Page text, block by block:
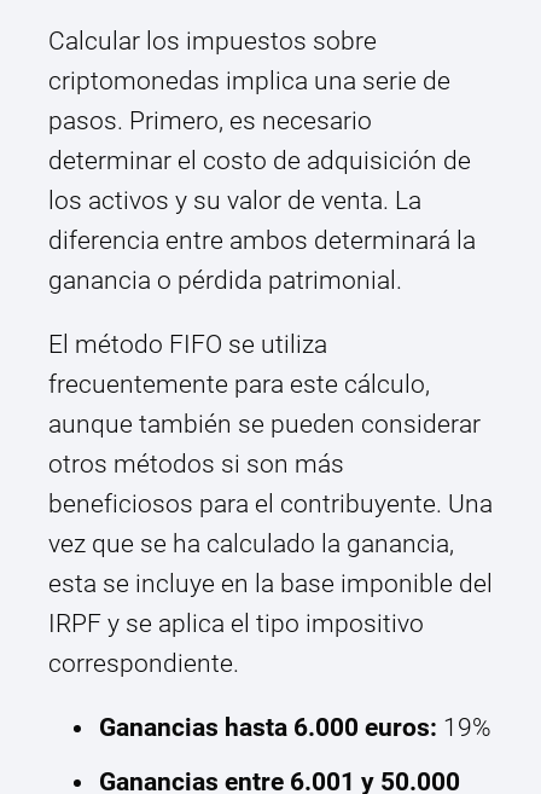
Calcular los impuestos sobre
criptomonedas implica una serie de
pasos. Primero, es necesario
determinar el costo de adquisición de
los activos y su valor de venta. La
diferencia entre ambos determinará la
ganancia o pérdida patrimonial.
El método FIFO se utiliza
frecuentemente para este cálculo,
aunque también se pueden considerar
otros métodos si son más
beneficiosos para el contribuyente. Una
vez que se ha calculado la ganancia,
esta se incluye en la base imponible del
IRPF y se aplica el tipo impositivo
correspondiente.
Ganancias hasta 6.000 euros: 19%
Ganancias entre 6.001 y 50.000